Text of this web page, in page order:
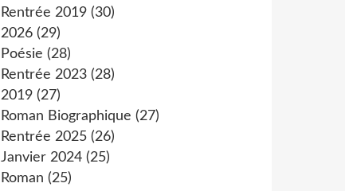
Rentrée 2019 (30)
2026 (29)
Poésie (28)
Rentrée 2023 (28)
2019 (27)
Roman Biographique (27)
Rentrée 2025 (26)
Janvier 2024 (25)
Roman (25)